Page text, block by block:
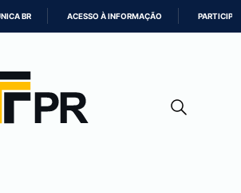
CONTEÚDO
BR ACESSO À INFORMAÇÃO PARTICIPE